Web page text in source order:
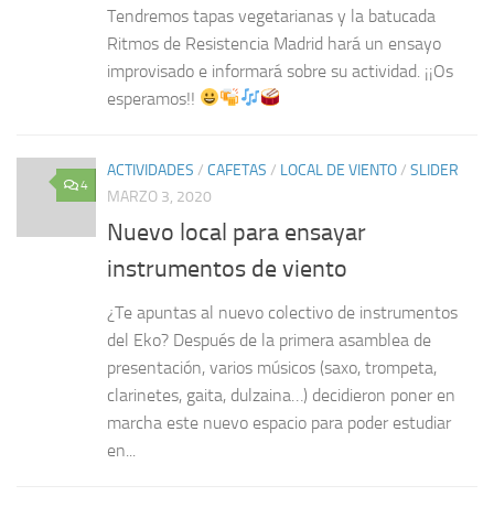
Tendremos tapas vegetarianas y la batucada
Ritmos de Resistencia Madrid hará un ensayo
improvisado e informará sobre su actividad. ¡¡Os
esperamos!!
4
ACTIVIDADES / CAFETAS / LOCAL DE VIENTO/ SLIDER
MARZO 3, 2020
Nuevo local para ensayar
instrumentos de viento
¿Te apuntas al nuevo colectivo de instrumentos
del Eko? Después de la primera asamblea de
presentación, varios músicos (saxo, trompeta,
clarinetes, gaita, dulzaina…) decidieron poner en
marcha este nuevo espacio para poder estudiar
en...